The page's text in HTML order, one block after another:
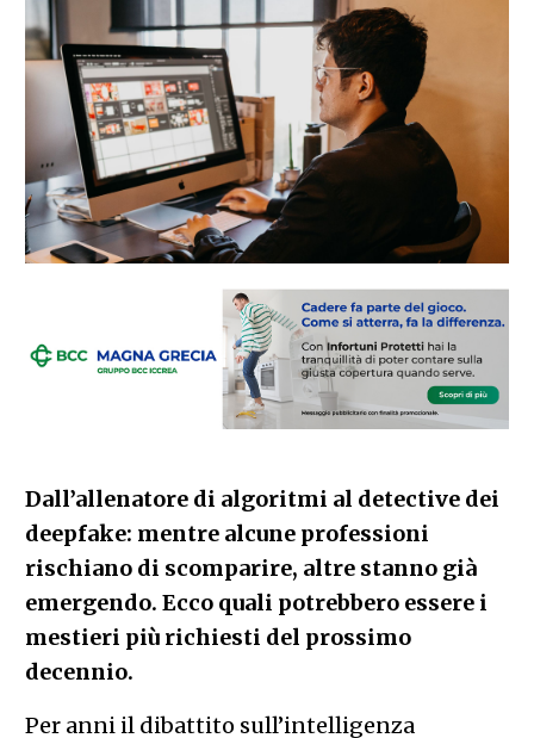
Dall’allenatore di algoritmi al detective dei
deepfake: mentre alcune professioni
rischiano di scomparire, altre stanno già
emergendo. Ecco quali potrebbero essere i
mestieri più richiesti del prossimo
decennio.
Per anni il dibattito sull’intelligenza